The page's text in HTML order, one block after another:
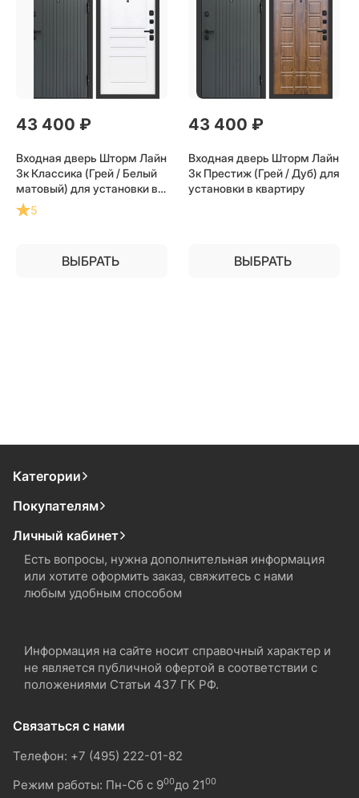
43 400 ₽
Входная дверь Шторм Лайн
3к Классика (Грей / Белый
матовый) для установки в
квартиру
5
ВЫБРАТЬ
43 400 ₽
Входная дверь Шторм Лайн
3к Престиж (Грей / Дуб) для
установки в квартиру
ВЫБРАТЬ
Категории
Покупателям
Личный кабинет
Есть вопросы, нужна дополнительная информация
или хотите оформить заказ, свяжитесь с нами
любым удобным способом
Информация на сайте носит справочный характер и
не является публичной офертой в соответствии с
положениями Статьи 437 ГК РФ.
Связаться с нами
Телефон: +7 (495) 222-01-82
Режим работы: Пн-Сб с 900до 2100